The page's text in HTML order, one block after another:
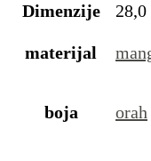
Dimenzije
materijal
boja orah